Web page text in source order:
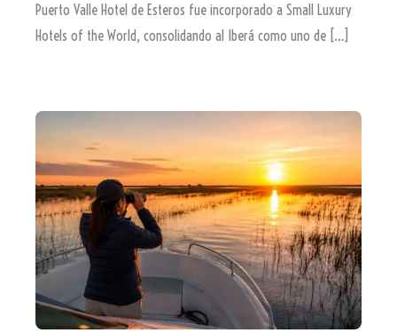
Puerto Valle Hotel de Esteros fue incorporado a Small Luxury
Hotels of the World, consolidando al Iberá como uno de […]